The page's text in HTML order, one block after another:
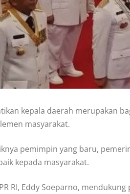
kepala daerah merupakan
masyarakat.
pemimpin yang baru,
kepada masyarakat.
RI, Eddy Soeparno,